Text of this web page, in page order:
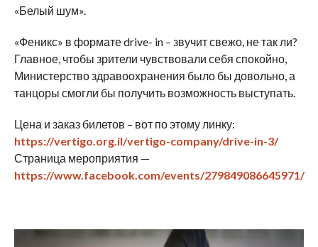
«Белый шум».
«Феникс» в формате drive- in – звучит свежо, не так ли?
Главное, чтобы зрители чувствовали себя спокойно,
Министерство здравоохранения было бы довольно, а
танцоры смогли бы получить возможность выступать.
Цена и заказ билетов – вот по этому линку:
https://vertigo.org.il/vertigo-company/drive-in-3/
Страница мероприятия —
https://www.facebook.com/events/279849086645971/